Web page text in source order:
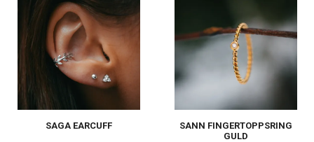
SAGA EARCUFF
SANN FINGERTOPPSRING
GULD